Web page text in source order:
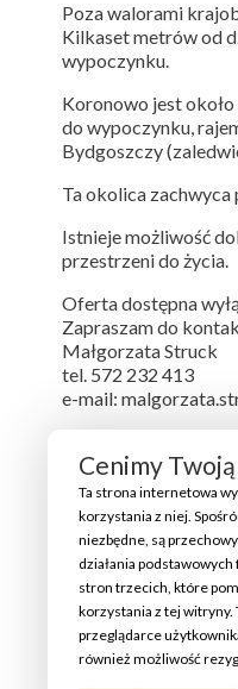
Poza walorami
Kilkaset metrów od
wypoczynku.
Koronowo jest
do wypoczynku,
Bydgoszczy
Ta okolica
Istnieje możliwość
przestrzeni do życia.
Oferta dostępna
Zapraszam do
Małgorzata Struck
tel. 572 232 413
e-mail:
Opis przygotowano
Nie stanowi oferty w
Cenimy
Ta strona internetowa
korzystania z niej.
niezbędne, są
działania
stron trzecich, które
korzystania z tej witryny.
przeglądarce
również możliwość